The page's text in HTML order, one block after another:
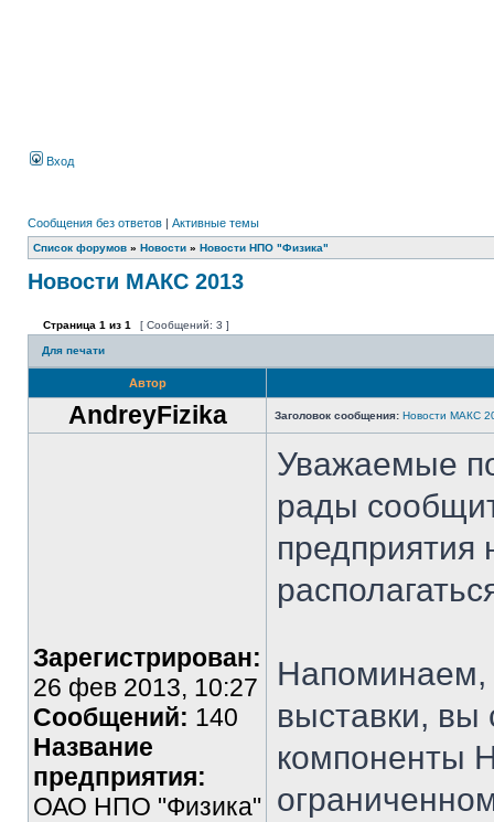
Вход
Сообщения без ответов | Активные темы
Список форумов » Новости » Новости НПО "Физика"
Новости МАКС 2013
Страница 1 из 1 [ Сообщений: 3 ]
Для печати
Автор
AndreyFizika Заголовок сообщения: Новости МАКС
Зарегистрирован:
26 фев 2013, 10:27
Сообщений: 140
Название
предприятия:
ОАО НПО "Физика"
Уважаемые
рады
предприятия
Напоминаем,
выставки, вы
компоненты